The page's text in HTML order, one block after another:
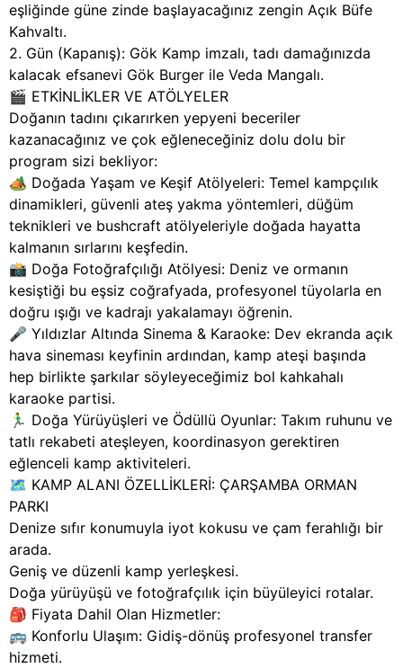
eşliğinde güne zinde başlayacağınız zengin Açık Büfe
Kahvaltı.
2. Gün (Kapanış): Gök Kamp imzalı, tadı damağınızda
kalacak efsanevi Gök Burger ile Veda Mangalı.
🎬 ETKİNLİKLER VE ATÖLYELER
Doğanın tadını çıkarırken yepyeni beceriler
kazanacağınız ve çok eğleneceğiniz dolu dolu bir
program sizi bekliyor:
🏕️ Doğada Yaşam ve Keşif Atölyeleri: Temel kampçılık
dinamikleri, güvenli ateş yakma yöntemleri, düğüm
teknikleri ve bushcraft atölyeleriyle doğada hayatta
kalmanın sırlarını keşfedin.
📸 Doğa Fotoğrafçılığı Atölyesi: Deniz ve ormanın
kesiştiği bu eşsiz coğrafyada, profesyonel tüyolarla en
doğru ışığı ve kadrajı yakalamayı öğrenin.
🎤 Yıldızlar Altında Sinema & Karaoke: Dev ekranda açık
hava sineması keyfinin ardından, kamp ateşi başında
hep birlikte şarkılar söyleyeceğimiz bol kahkahalı
karaoke partisi.
🏃‍♂️ Doğa Yürüyüşleri ve Ödüllü Oyunlar: Takım ruhunu ve
tatlı rekabeti ateşleyen, koordinasyon gerektiren
eğlenceli kamp aktiviteleri.
🗺️ KAMP ALANI ÖZELLİKLERİ: ÇARŞAMBA ORMAN
PARKI
Denize sıfır konumuyla iyot kokusu ve çam ferahlığı bir
arada.
Geniş ve düzenli kamp yerleşkesi.
Doğa yürüyüşü ve fotoğrafçılık için büyüleyici rotalar.
🎒 Fiyata Dahil Olan Hizmetler:
🚌 Konforlu Ulaşım: Gidiş-dönüş profesyonel transfer
hizmeti.